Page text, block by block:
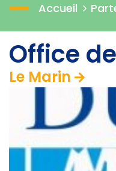
Accueil
Office
Le Marin